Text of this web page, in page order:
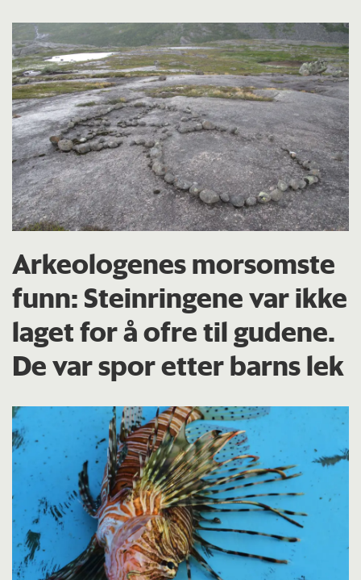
Arkeologenes morsomste
funn: Steinringene var ikke
laget for å ofre til gudene.
De var spor etter barns lek